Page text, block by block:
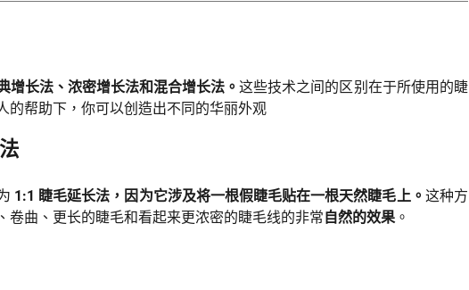
增长法、浓密增长法和混合增长法。这些技术之间的区别在于所使用的睫
的帮助下，你可以创造出不同的华丽外观
1:1 睫毛延长法，因为它涉及将一根假睫毛贴在一根天然睫毛上。 这种方
卷曲、更长的睫毛和看起来更浓密的睫毛线的非常 自然的效果 。